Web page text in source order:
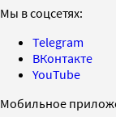
Мы в соцсетях:
Telegram
ВКонтакте
YouTube
Мобильное